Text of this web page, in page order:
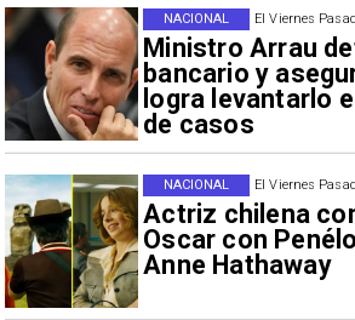
El Viernes
Ministro Arrau
bancario y
logra levantarlo
de casos
NACIONAL
El Viernes
Actriz chilena
Oscar con
Anne Hathaway
NACIONAL